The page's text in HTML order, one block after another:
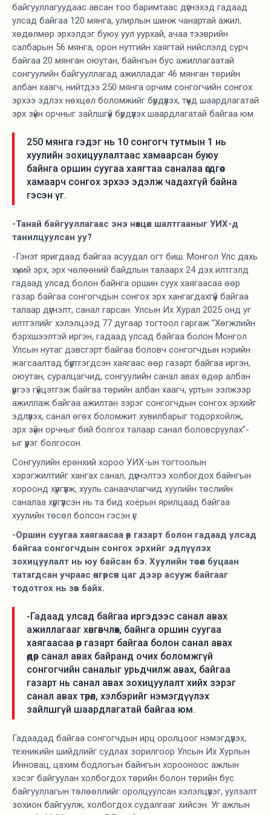
байгууллагуудаас авсан тоо баримтаас дүгнэхэд гадаад
улсад байгаа 120 мянга, улирлын шинж чанартай ажил,
хөдөлмөр эрхэлдэг буюу уул уурхай, ачаа тээврийн
салбарын 56 мянга, орон нутгийн хаягтай нийслэлд сурч
байгаа 20 мянган оюутан, байнгын бус ажиллагаатай
сонгуулийн байгууллагад ажилладаг 46 мянган төрийн
албан хаагч, нийтдээ 250 мянга орчим сонгогчийн сонгох
эрхээ эдлэх нөхцөл боломжийг бүрдүүлэх, түүнд шаардлагатай
эрх зүйн орчныг зайлшгүй бүрдүүлэх шаардлагатай байгаа юм.
250 мянга гэдэг нь 10 сонгогч тутмын 1 нь
хуулийн зохицуулалтаас хамаарсан буюу
байнга оршин суугаа хаягтаа саналаа өгдгөөс
хамаарч сонгох эрхээ эдэлж чадахгүй байна
гэсэн үг.
-Танай байгууллагаас энэ нөхцөл шалтгааныг УИХ-д
танилцуулсан уу?
-Гэнэт яригдаад байгаа асуудал огт биш. Монгол Улс дахь
хүний эрх, эрх чөлөөний байдлын талаарх 24 дэх илтгэлд
гадаад улсад болон байнга оршин суух хаягаасаа өөр
газар байгаа сонгогчдын сонгох эрх хангагдахгүй байгаа
талаар дүгнэлт, санал гарсан. Улсын Их Хурал 2025 онд уг
илтгэлийг хэлэлцээд 77 дугаар тогтоол гаргаж “Хөгжлийн
бэрхшээлтэй иргэн, гадаад улсад байгаа болон Монгол
Улсын нутаг дэвсгэрт байгаа боловч сонгогчдын нэрийн
жагсаалтад бүртгэгдсэн хаягаас өөр газарт байгаа иргэн,
оюутан, суралцагчид, сонгуулийн санал авах өдөр албан
үүргээ гүйцэтгэж байгаа төрийн албан хаагч, уртын ээлжээр
ажиллаж байгаа ажилтан зэрэг сонгогчдын сонгох эрхийг
эдлүүлэх, санал өгөх боломжит хувилбарыг тодорхойлж,
эрх зүйн орчныг бий болгох талаар санал боловсруулах”-
ыг үүрэг болгосон.
Сонгуулийн ерөнхий хороо УИХ-ын тогтоолын
хэрэгжилтийг хангах санал, дүгнэлтээ холбогдох байнгын
хороонд хүргүүлж, хууль санаачлагчид хуулийн төслийн
саналаа хүргүүлсэн нь та бид хоёрын ярилцаад байгаа
хуулийн төсөл болсон гэсэн үг.
-Оршин суугаа хаягаасаа өөр газарт болон гадаад улсад
байгаа сонгогчдын сонгох эрхийг эдлүүлэх
зохицуулалт нь юу байсан бэ. Хуулийн төсөл буцаан
татагдсан учраас өнгөрсөн цаг дээр асууж байгааг
тодотгох нь зөв байх.
-Гадаад улсад байгаа иргэдээс санал авах
ажиллагааг хөнгөвчлөх, байнга оршин суугаа
хаягаасаа өөр газарт байгаа болон санал авах
өдөр санал авах байранд очих боломжгүй
сонгогчийн саналыг урьдчилж авах, байгаа
газарт нь санал авах зохицуулалт хийх зэрэг
санал авах төрөл, хэлбэрийг нэмэгдүүлэх
зайлшгүй шаардлагатай байгаа юм.
Гадаадад байгаа сонгогчдын ирц оролцоог нэмэгдүүлэх,
техникийн шийдлийг судлах зорилгоор Улсын Их Хурлын
Инновац, цахим бодлогын байнгын хорооноос ажлын
хэсэг байгуулан холбогдох төрийн болон төрийн бус
байгууллагын төлөөллийг оролцуулсан хэлэлцүүлэг, уулзалт
зохион байгуулж, холбогдох судалгааг хийсэн. Уг ажлын